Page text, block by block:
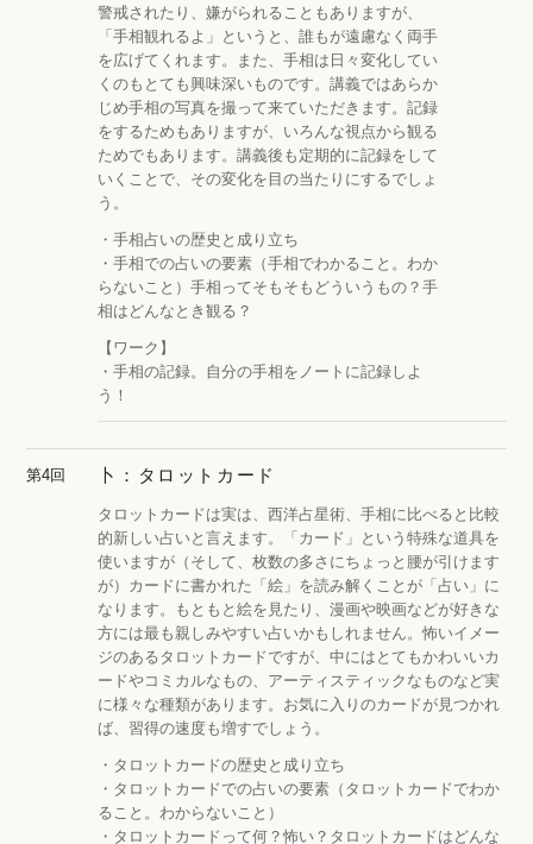
警戒されたり、嫌がられることもありますが、
「手相観れるよ」というと、誰もが遠慮なく両手
を広げてくれます。また、手相は日々変化してい
くのもとても興味深いものです。講義ではあらか
じめ手相の写真を撮って来ていただきます。記録
をするためもありますが、いろんな視点から観る
ためでもあります。講義後も定期的に記録をして
いくことで、その変化を目の当たりにするでしょ
う。
・手相占いの歴史と成り立ち
・手相での占いの要素（手相でわかること。わか
らないこと）手相ってそもそもどういうもの？手
相はどんなとき観る？
【ワーク】
・手相の記録。自分の手相をノートに記録しよ
う！
第4回 卜：タロットカード
タロットカードは実は、西洋占星術、手相に比べると比較
的新しい占いと言えます。「カード」という特殊な道具を
使いますが（そして、枚数の多さにちょっと腰が引けます
が）カードに書かれた「絵」を読み解くことが「占い」に
なります。もともと絵を見たり、漫画や映画などが好きな
方には最も親しみやすい占いかもしれません。怖いイメー
ジのあるタロットカードですが、中にはとてもかわいいカ
ードやコミカルなもの、アーティスティックなものなど実
に様々な種類があります。お気に入りのカードが見つかれ
ば、習得の速度も増すでしょう。
・タロットカードの歴史と成り立ち
・タロットカードでの占いの要素（タロットカードでわか
ること。わからないこと）
・タロットカードって何？怖い？タロットカードはどんな